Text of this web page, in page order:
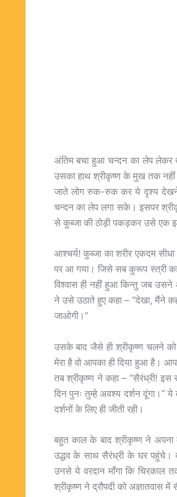
अंतिम बचा हुआ चन्दन का लेप लेकर
उसका हाथ श्रीकृष्ण के मुख तक नहीं
जाते लोग रुक-रुक कर ये दृश्य देखने
चन्दन का लेप लगा सके। इसपर
से कुब्जा की ठोड़ी पकड़कर उसे एक
आश्चर्य! कुब्जा का शरीर एकदम
पर आ गया। जिसे सब कुरूप स्त्री
विश्वास ही नहीं हुआ किन्तु जब
ने उसे उठाते हुए कहा – “देखा, मैंने
जाओगी।”
उसके बाद जैसे ही श्रीकृष्ण चलने
मेरा है वो आपका ही दिया हुआ है।
तब श्रीकृष्ण ने कहा – “सैरंध्री! इस
दिन पुनः तुम्हे अवश्य दर्शन
दर्शनों के लिए ही जीती रही।
बहुत काल के बाद श्रीकृष्ण ने
उद्धव के साथ सैरंध्री के घर पहुंचे।
उनसे ये वरदान माँगा कि चिरकाल
श्रीकृष्ण ने द्रौपदी को अज्ञातवास में